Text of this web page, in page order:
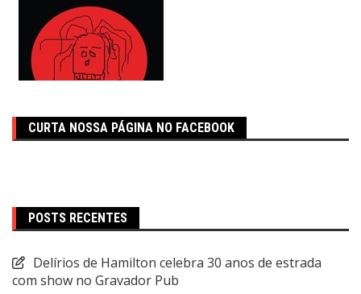
CURTA NOSSA PÁGINA NO FACEBOOK
POSTS RECENTES
Delírios de Hamilton celebra 30 anos de estrada
com show no Gravador Pub